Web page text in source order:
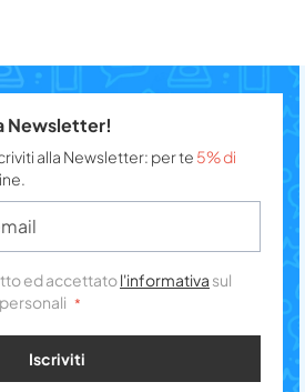
Newsletter!
alla Newsletter: per te 5% di
ed accettatol'informativa sul
Iscriviti